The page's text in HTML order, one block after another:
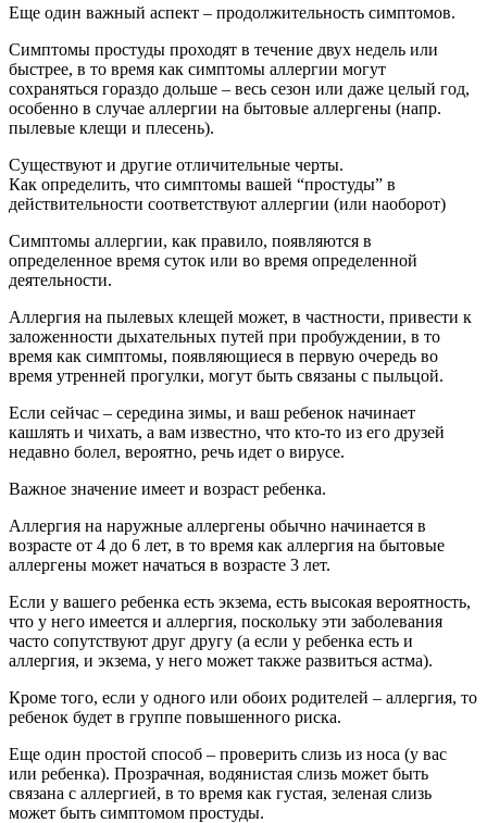
Еще один важный аспект – продолжительность симптомов.
Симптомы простуды проходят в течение двух недель или
быстрее, в то время как симптомы аллергии могут
сохраняться гораздо дольше – весь сезон или даже целый год,
особенно в случае аллергии на бытовые аллергены (напр.
пылевые клещи и плесень).
Существуют и другие отличительные черты.
Как определить, что симптомы вашей “простуды” в
действительности соответствуют аллергии (или наоборот)
Симптомы аллергии, как правило, появляются в
определенное время суток или во время определенной
деятельности.
Аллергия на пылевых клещей может, в частности, привести к
заложенности дыхательных путей при пробуждении, в то
время как симптомы, появляющиеся в первую очередь во
время утренней прогулки, могут быть связаны с пыльцой.
Если сейчас – середина зимы, и ваш ребенок начинает
кашлять и чихать, а вам известно, что кто-то из его друзей
недавно болел, вероятно, речь идет о вирусе.
Важное значение имеет и возраст ребенка.
Аллергия на наружные аллергены обычно начинается в
возрасте от 4 до 6 лет, в то время как аллергия на бытовые
аллергены может начаться в возрасте 3 лет.
Если у вашего ребенка есть экзема, есть высокая вероятность,
что у него имеется и аллергия, поскольку эти заболевания
часто сопутствуют друг другу (а если у ребенка есть и
аллергия, и экзема, у него может также развиться астма).
Кроме того, если у одного или обоих родителей – аллергия, то
ребенок будет в группе повышенного риска.
Еще один простой способ – проверить слизь из носа (у вас
или ребенка). Прозрачная, водянистая слизь может быть
связана с аллергией, в то время как густая, зеленая слизь
может быть симптомом простуды.